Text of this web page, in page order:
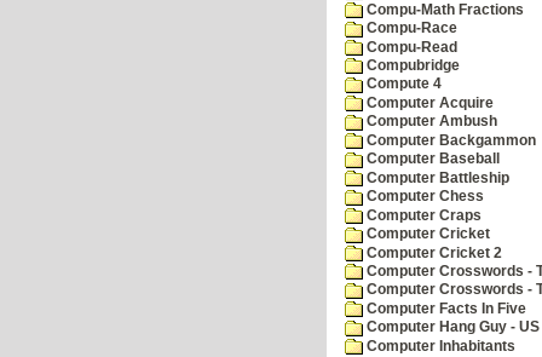
Compu-Math Fractions
Compu-Race
Compu-Read
Compubridge
Compute 4
Computer Acquire
Computer Ambush
Computer Backgammon
Computer Baseball
Computer Battleship
Computer Chess
Computer Craps
Computer Cricket
Computer Cricket 2
Computer Crosswords -
Computer Crosswords -
Computer Facts In Five
Computer Hang Guy -
Computer Inhabitants